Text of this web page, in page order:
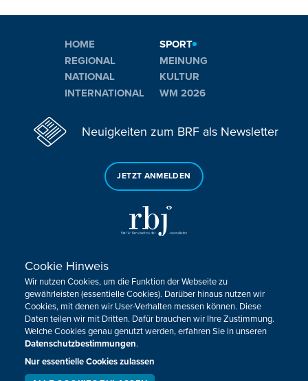
HOME
REGIONAL
NATIONAL
INTERNATIONAL
SPORT
MEINUNG
KULTUR
WM 2026
Neuigkeiten zum BRF als Newsletter
JETZT ANMELDEN
Sie haben noch Fragen oder Anmerkungen?
KONTAKTIEREN SIE UNS!
Impressum Datenschutz Kontakt
Barrierefreiheit
Cookie-Zustimmung anpassen
Design, Konzept & Programmierung:
Cookie Hinweis
Wir nutzen Cookies, um die Funktion der Webseite zu
gewährleisten (essentielle Cookies). Darüber hinaus nutzen wir
Cookies, mit denen wir User-Verhalten messen können. Diese
Daten teilen wir mit Dritten. Dafür brauchen wir Ihre Zustimmung.
Welche Cookies genau genutzt werden, erfahren Sie in unseren
Datenschutzbestimmungen.
Nur essentielle Cookies zulassen